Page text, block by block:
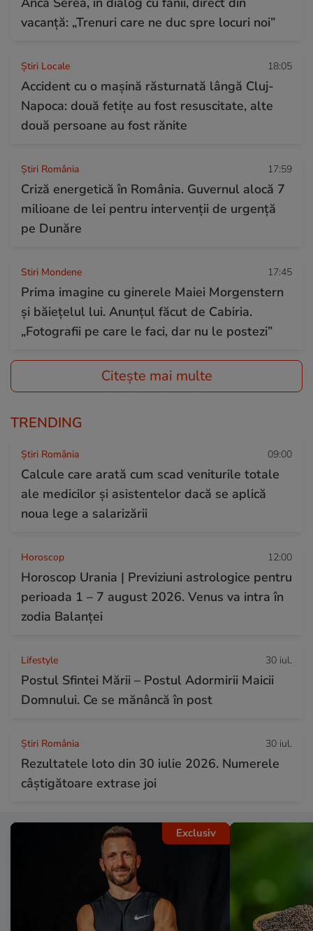
vacanță: „Trenuri care ne duc spre locuri noi”
Știri Locale 18:05
Accident cu o mașină răsturnată lângă Cluj-
Napoca: două fetițe au fost resuscitate, alte
două persoane au fost rănite
Știri România 17:59
Criză energetică în România. Guvernul alocă 7
milioane de lei pentru intervenții de urgență
pe Dunăre
Stiri Mondene 17:45
Prima imagine cu ginerele Maiei Morgenstern
și băiețelul lui. Anunțul făcut de Cabiria.
„Fotografii pe care le faci, dar nu le postezi”
Citește mai multe
TRENDING
Știri România 09:00
Calcule care arată cum scad veniturile totale
ale medicilor și asistentelor dacă se aplică
noua lege a salarizării
Horoscop 12:00
Horoscop Urania | Previziuni astrologice pentru
perioada 1 – 7 august 2026. Venus va intra în
zodia Balanței
Lifestyle 30 iul.
Postul Sfintei Mării – Postul Adormirii Maicii
Domnului. Ce se mănâncă în post
Știri România 30 iul.
Rezultatele loto din 30 iulie 2026. Numerele
câștigătoare extrase joi
Exclusiv